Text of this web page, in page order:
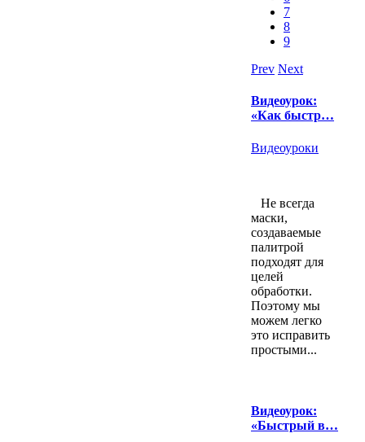
7
8
9
Prev Next
Видеоурок:
«Как быстр…
Видеоуроки
Не всегда
маски,
создаваемые
палитрой
подходят для
целей
обработки.
Поэтому мы
можем легко
это исправить
простыми...
Видеоурок:
«Быстрый в…